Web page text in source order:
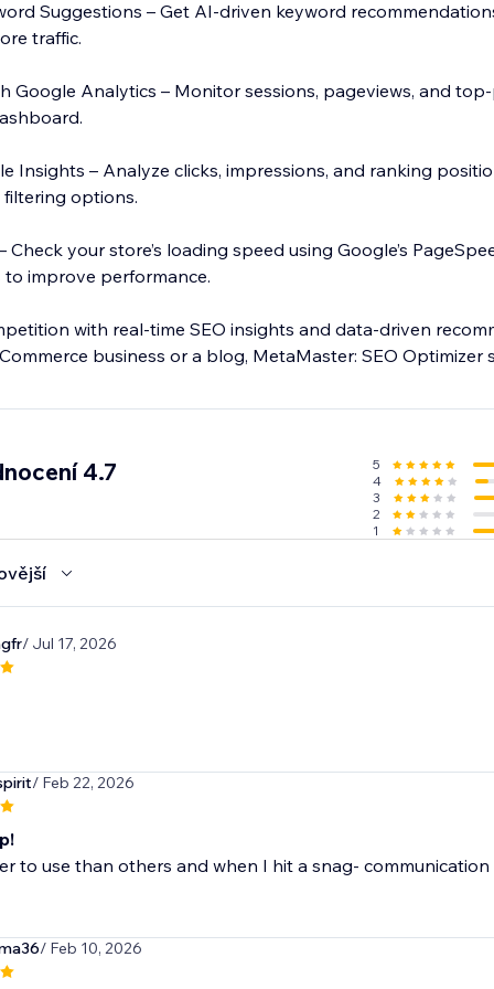
Suggestions – Get AI-driven keyword
traffic.
Google Analytics – Monitor sessions, pageviews, and
Insights – Analyze clicks, impressions, and ranking
options.
Check your store’s loading speed using Google’s
improve performance.
with real-time SEO insights and data-driven
business or a blog, MetaMaster: SEO Optimizer
4.7
5
4
3
2
1
/ Jul 17, 2026
/ Feb 22, 2026
to use than others and when I hit a snag-
/ Feb 10, 2026